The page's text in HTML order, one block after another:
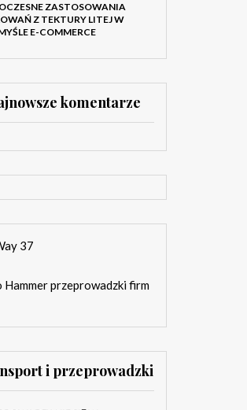
ZASTOSOWANIA
Z TEKTURY LITEJ W
E-COMMERCE
komentarze
37
Hammer przeprowadzki firm
i przeprowadzki